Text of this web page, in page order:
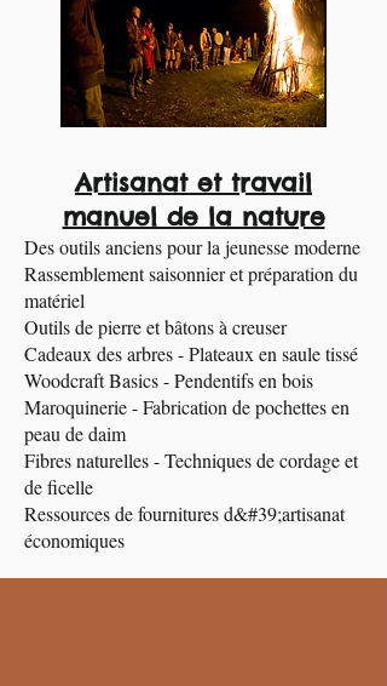
Artisanat et travail
manuel de la nature
Des outils anciens pour la jeunesse moderne
Rassemblement saisonnier et préparation du
matériel
Outils de pierre et bâtons à creuser
Cadeaux des arbres - Plateaux en saule tissé
Woodcraft Basics - Pendentifs en bois
Maroquinerie - Fabrication de pochettes en
peau de daim
Fibres naturelles - Techniques de cordage et
de ficelle
Ressources de fournitures d&#39;artisanat
économiques